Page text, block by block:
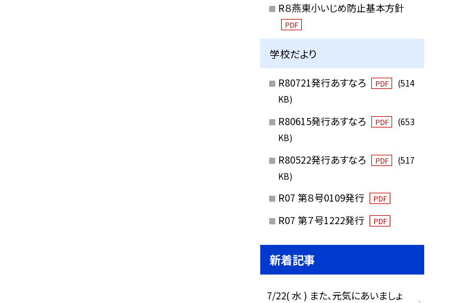
R８燕東小いじめ防止基本方針
PDF
学校だより
R80721発行あすなろ PDF
(514
KB)
R80615発行あすなろ PDF
(653
KB)
R80522発行あすなろ PDF
(517
KB)
R07 第８号0109発行 PDF
R07 第７号1222発行 PDF
新着記事
7/22( 水 ) また、元気にあいましょ